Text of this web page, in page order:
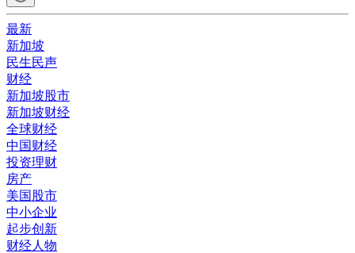
最新
新加坡
民生民声
财经
新加坡股市
新加坡财经
全球财经
中国财经
投资理财
房产
美国股市
中小企业
起步创新
财经人物